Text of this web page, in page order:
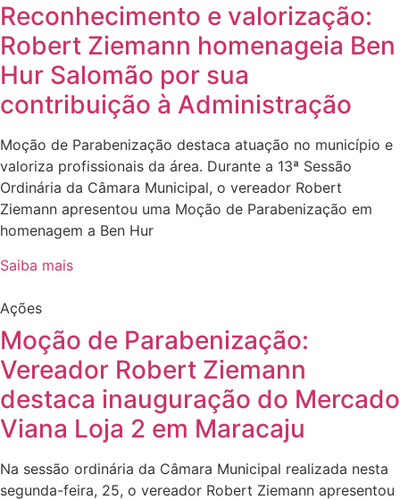
Reconhecimento e valorização:
Robert Ziemann homenageia Ben
Hur Salomão por sua
contribuição à Administração
Moção de Parabenização destaca atuação no município e
valoriza profissionais da área. Durante a 13ª Sessão
Ordinária da Câmara Municipal, o vereador Robert
Ziemann apresentou uma Moção de Parabenização em
homenagem a Ben Hur
Saiba mais
Ações
Moção de Parabenização:
Vereador Robert Ziemann
destaca inauguração do Mercado
Viana Loja 2 em Maracaju
Na sessão ordinária da Câmara Municipal realizada nesta
segunda-feira, 25, o vereador Robert Ziemann apresentou